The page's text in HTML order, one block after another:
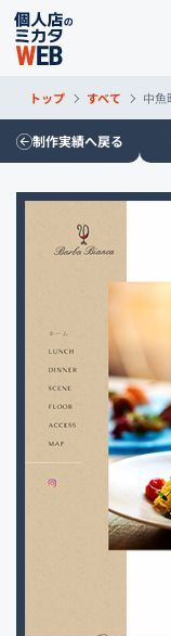
トップ すべて 中魚
制作実績へ戻る